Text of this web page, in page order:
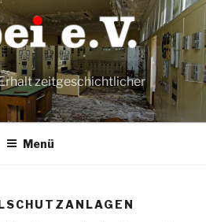
zeitgeschichtlicher
Menü